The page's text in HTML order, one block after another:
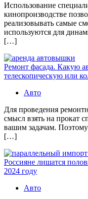
Использование
кинопроизводстве
реализовывать самые
используются для
[…]
Ремонт фасада. Какую
телескопическую или
Авто
Для проведения
смысл взять на прокат
вашим задачам. Поэтому
[…]
Россияне лишатся
2024 году
Авто